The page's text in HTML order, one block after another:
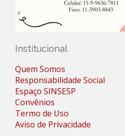
Institucional
Quem Somos
Responsabilidade Social
Espaço SINSESP
Convênios
Termo de Uso
Aviso de Privacidade